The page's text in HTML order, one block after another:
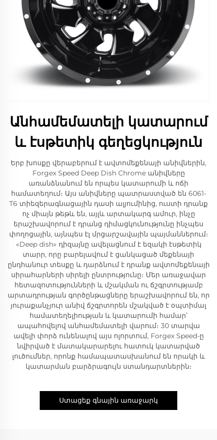
Անհամեմատելի կատարում
և էսթետիկ գեղեցկություն
Երբ խոսքը վերաբերում է ավտոմեքենայի անիվներին,
Forgex Speed Deep Dish Chrome անիվները
առանձնանում են որպես կատարումի և ոճի
համատեղում։ Այս անիվները պատրաստված են 6061-
T6 տիեզերագնացային դասի ալյումինից, ուստի դրանք
ոչ միայն թեթև են, այլև արտակարգ ամուր, ինչը
երաշխավորում է դրանց դիմացկունությունը ինչպես
փողոցային, այնպես էլ մրցարշավային պայմաններում։
«Deep dish» դիզայնը ավելացնում է եզակի էսթետիկ
տարր, որը բարելավում է ցանկացած մեքենայի
ընդհանուր տեսքը և դարձնում է դրանք ավտոմեքենայի
սիրահարների սիրելի ընտրությունը։ Մեր առաջավար
հետազոտությունների և մշակման ու ճշգրտությամբ
արտադրության գործընթացները երաշխավորում են, որ
յուրաքանչյուր անիվ ճշգրտորեն մշակված է օպտիմալ
համատեղելիության և կատարումի համար՝
ապահովելով անհամեմատելի վարում։ 30 տարվա
ավելի փորձ ունենալով այս ոլորտում, Forgex Speed-ը
նվիրված է մատակարարելու հատուկ կատարված
լուծումներ, որոնք համապատասխանում են որակի և
կատարման բարձրագույն ստանդարտներին։
Ստացեք գնային առաջարկ